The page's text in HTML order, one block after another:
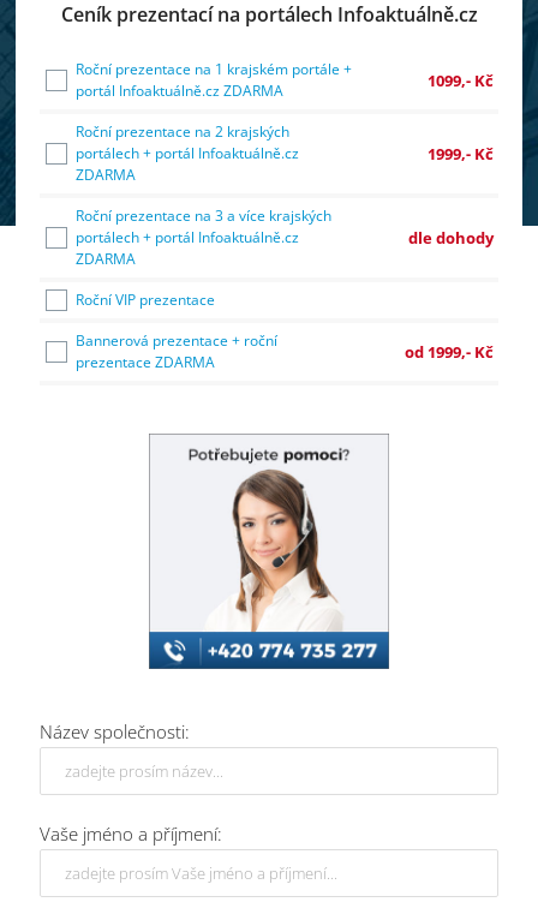
Ceník prezentací na portálech Infoaktuálně.cz
Roční prezentace na 1 krajském portále +
portál Infoaktuálně.cz ZDARMA
1099,- Kč
Roční prezentace na 2 krajských
portálech + portál Infoaktuálně.cz
ZDARMA
1999,- Kč
Roční prezentace na 3 a více krajských
portálech + portál Infoaktuálně.cz
ZDARMA
dle dohody
Roční VIP prezentace
Bannerová prezentace + roční
prezentace ZDARMA
od 1999,- Kč
Název společnosti:
Vaše jméno a příjmení: